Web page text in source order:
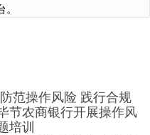
范操作风险 践行合规
农商银行开展操作风
培训